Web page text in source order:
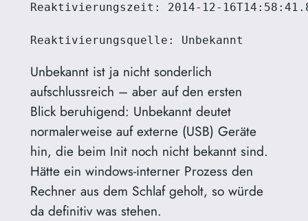
Reaktivierungszeit: ‎2014‎-‎12‎-‎
Reaktivierungsquelle: Unbekannt
Unbekannt ist ja nicht sonderlich
aufschlussreich – aber auf den ersten
Blick beruhigend: Unbekannt deutet
normalerweise auf externe (USB) Geräte
hin, die beim Init noch nicht bekannt sind.
Hätte ein windows-interner Prozess den
Rechner aus dem Schlaf geholt, so würde
da definitiv was stehen.